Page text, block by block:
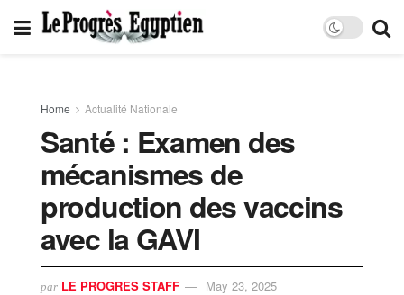
Home Actualité Nationale
Santé : Examen des
mécanismes de
production des vaccins
avec la GAVI
par LE PROGRES STAFF May 23, 2025